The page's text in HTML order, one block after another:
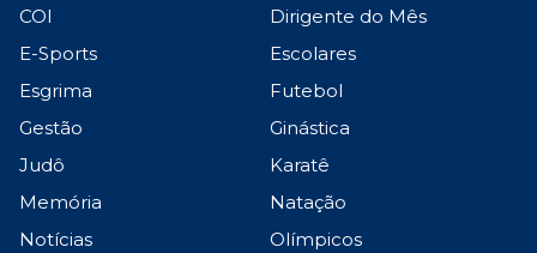
COI
Dirigente do Mês
E-Sports
Escolares
Esgrima
Futebol
Gestão
Ginástica
Judô
Karatê
Memória
Natação
Notícias
Olímpicos